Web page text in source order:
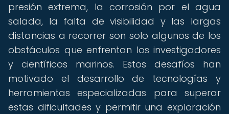
presión extrema, la corrosión por el agua
salada, la falta de visibilidad y las largas
distancias a recorrer son solo algunos de los
obstáculos que enfrentan los investigadores
y científicos marinos. Estos desafíos han
motivado el desarrollo de tecnologías y
herramientas especializadas para superar
estas dificultades y permitir una exploración